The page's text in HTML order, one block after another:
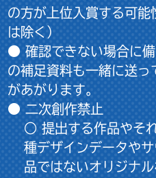
の方が上位入賞する可能
は除く）
● 確認できない場合に
の補足資料も一緒に送
があがります。
● 二次創作禁止
○ 提出する作品やそ
種デザインデータや
品ではないオリジナ